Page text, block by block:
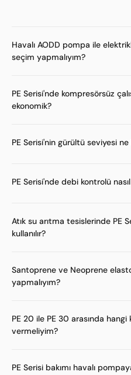
Havalı AODD pompa ile
seçim yapmalıyım?
PE Serisi'nde kompresörsüz
ekonomik?
PE Serisi'nin gürültü seviyesi
PE Serisi'nde debi kontrolü nasıl
Atık su arıtma tesislerinde PE
kullanılır?
Santoprene ve Neoprene
yapmalıyım?
PE 20 ile PE 30 arasında
vermeliyim?
PE Serisi bakımı havalı